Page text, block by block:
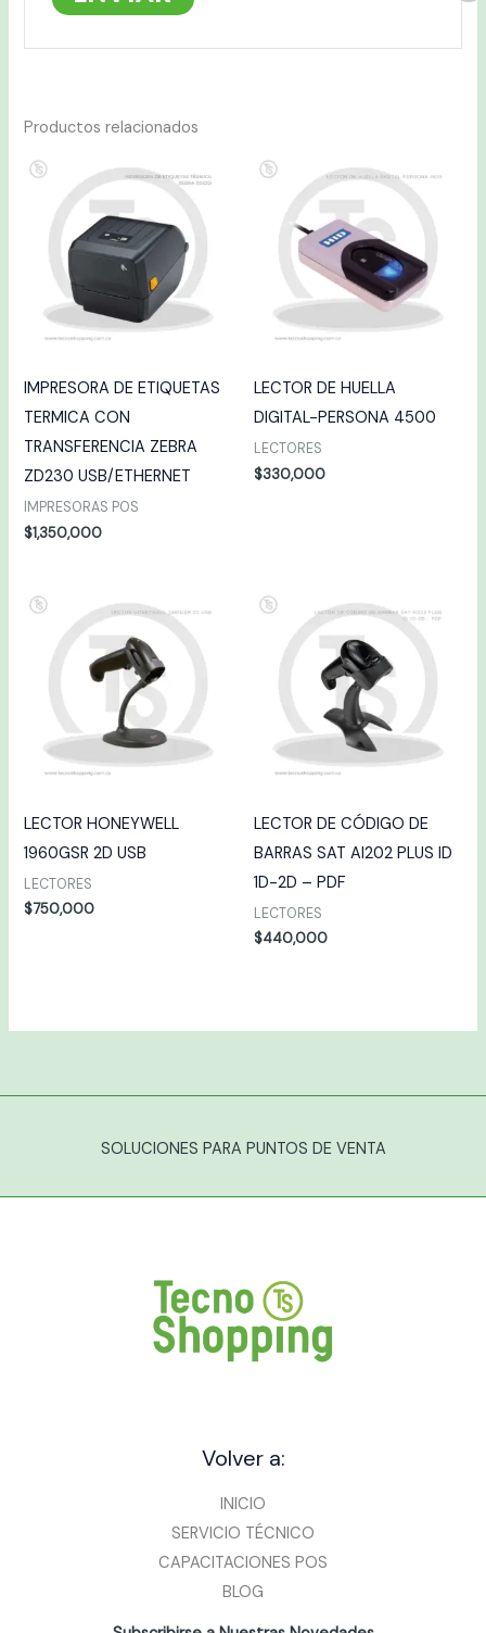
Productos relacionados
IMPRESORA DE ETIQUETAS
TERMICA CON
TRANSFERENCIA ZEBRA
ZD230 USB/ETHERNET
IMPRESORAS POS
$1,350,000
LECTOR DE HUELLA
DIGITAL-PERSONA 4500
LECTORES
$330,000
LECTOR HONEYWELL
1960GSR 2D USB
LECTORES
$750,000
LECTOR DE CÓDIGO DE
BARRAS SAT AI202 PLUS ID
1D-2D – PDF
LECTORES
$440,000
SOLUCIONES PARA PUNTOS DE VENTA
Volver a:
INICIO
SERVICIO TÉCNICO
CAPACITACIONES POS
BLOG